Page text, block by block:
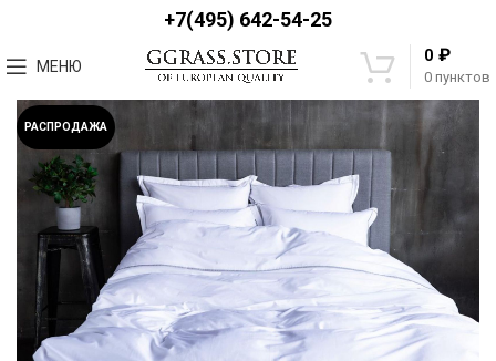
+7(495) 642-54-25
МЕНЮ
0 пунктов
0 ₽
РАСПРОДАЖА